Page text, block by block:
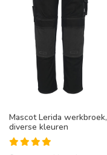
Mascot Lerida werkbroek,
diverse kleuren